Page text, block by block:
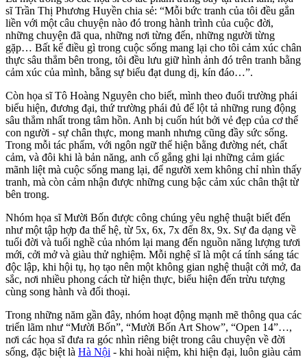
sĩ Trần Thị Phương Huyền chia sẻ: “Mỗi bức tranh của tôi đều gắn
liền với một câu chuyện nào đó trong hành trình của cuộc đời,
những chuyện đã qua, những nơi từng đến, những người từng
gặp… Bất kể điều gì trong cuộc sống mang lại cho tôi cảm xúc chân
thực sâu thẳm bên trong, tôi đều lưu giữ hình ảnh đó trên tranh bằng
cảm xúc của mình, bằng sự biểu đạt dung dị, kín đáo…”.
Còn họa sĩ Tô Hoàng Nguyên cho biết, mình theo đuổi trường phái
biểu hiện, đương đại, thứ trường phái đủ để lột tả những rung động
sâu thẳm nhất trong tâm hồn. Anh bị cuốn hút bởi vẻ đẹp của cơ thể
con người - sự chân thực, mong manh nhưng cũng đầy sức sống.
Trong mỗi tác phẩm, với ngôn ngữ thể hiện bằng đường nét, chất
cảm, và đôi khi là bản năng, anh cố gắng ghi lại những cảm giác
mãnh liệt mà cuộc sống mang lại, để người xem không chỉ nhìn thấy
tranh, mà còn cảm nhận được những cung bậc cảm xúc chân thật từ
bên trong.
Nhóm họa sĩ Mười Bốn được công chúng yêu nghệ thuật biết đến
như một tập hợp đa thế hệ, từ 5x, 6x, 7x đến 8x, 9x. Sự đa dạng về
tuổi đời và tuổi nghề của nhóm lại mang đến nguồn năng lượng tươi
mới, cởi mở và giàu thử nghiệm. Mỗi nghệ sĩ là một cá tính sáng tác
độc lập, khi hội tụ, họ tạo nên một không gian nghệ thuật cởi mở, đa
sắc, nơi nhiều phong cách từ hiện thực, biểu hiện đến trừu tượng
cùng song hành và đối thoại.
Trong những năm gần đây, nhóm hoạt động mạnh mẽ thông qua các
triển lãm như “Mười Bốn”, “Mười Bốn Art Show”, “Open 14”…,
nơi các họa sĩ đưa ra góc nhìn riêng biệt trong câu chuyện về đời
sống, đặc biệt là Hà Nội - khi hoài niệm, khi hiện đại, luôn giàu cảm